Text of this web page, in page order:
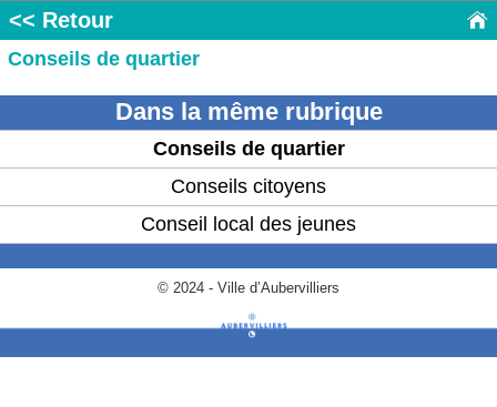
<< Retour
Conseils de quartier
Dans la même rubrique
Conseils de quartier
Conseils citoyens
Conseil local des jeunes
© 2024 - Ville d’Aubervilliers